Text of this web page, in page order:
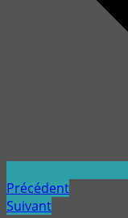
Précédent
Suivant